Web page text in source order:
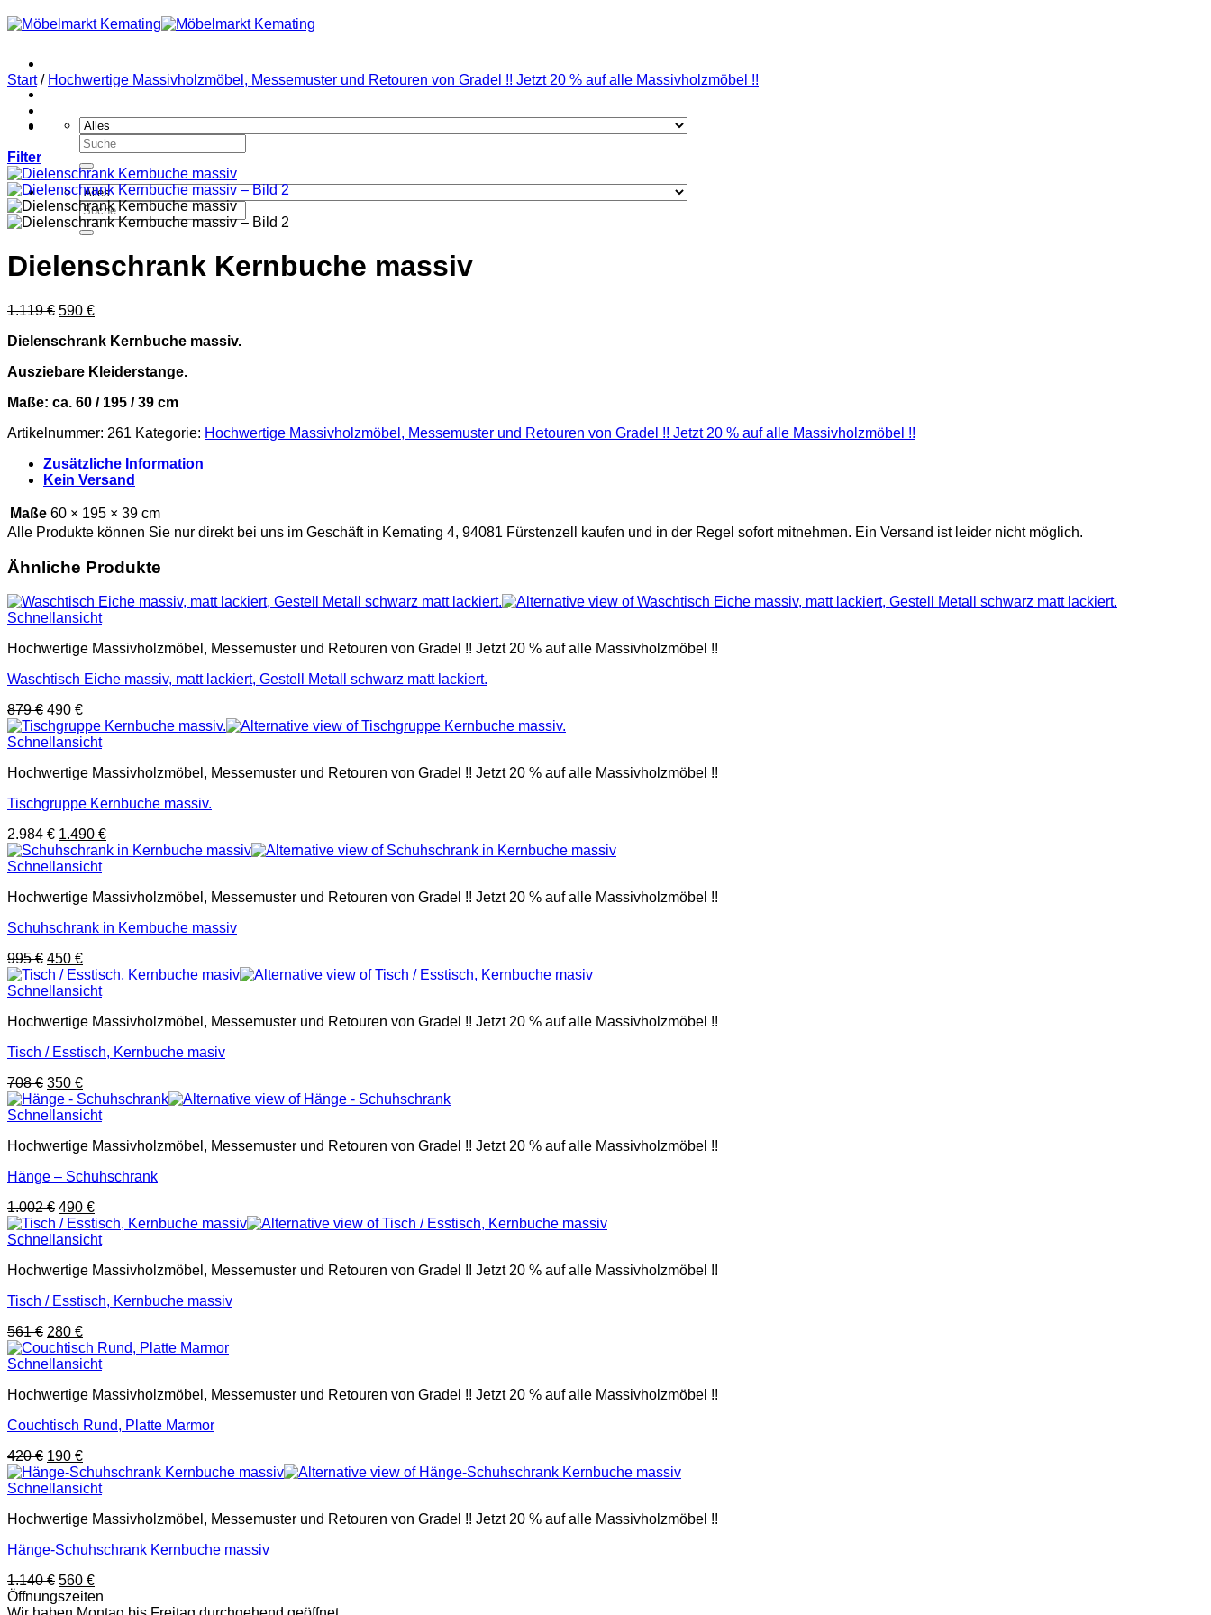
Zum
Inhalt
Suchen
nach:
Suchen
nach:
Start / Hochwertige Massivholzmöbel, Messemuster und Retouren von Gradel !! Jetzt 20 % auf alle Massivholzmöbel !!
Filter
Dielenschrank Kernbuche massiv
1.119€ Ursprünglicher
war:
590 €Aktueller
ist:
Dielenschrank Kernbuche massiv.
Ausziebare Kleiderstange.
Maße: ca. 60 / 195 / 39 cm
Artikelnummer: 261 Kategorie: Hochwertige Massivholzmöbel, Messemuster und Retouren von Gradel !! Jetzt 20 % auf alle Massivholzmöbel !!
Zusätzliche Information
Kein Versand
Maße 60 × 195 × 39 cm
Alle Produkte können Sie nur direkt bei uns im Geschäft in Kemating 4, 94081 Fürstenzell kaufen und in der Regel sofort mitnehmen. Ein Versand ist leider nicht möglich.
Ähnliche Produkte
Schnellansicht
Hochwertige Massivholzmöbel, Messemuster und Retouren von Gradel !! Jetzt 20 % auf alle Massivholzmöbel !!
Waschtisch Eiche massiv, matt lackiert, Gestell Metall schwarz matt lackiert.
879€ Ursprünglicher
Preis
war:
490 €Aktueller
Preis
ist:
Schnellansicht
Hochwertige Massivholzmöbel, Messemuster und Retouren von Gradel !! Jetzt 20 % auf alle Massivholzmöbel !!
Tischgruppe Kernbuche massiv.
2.984€ Ursprünglicher
Preis
war:
1.490 €Aktueller
Preis
Schnellansicht
Hochwertige Massivholzmöbel, Messemuster und Retouren von Gradel !! Jetzt 20 % auf alle Massivholzmöbel !!
Schuhschrank in Kernbuche massiv
995€ Ursprünglicher
Preis
war:
450 €Aktueller
Preis
ist:
Schnellansicht
Hochwertige Massivholzmöbel, Messemuster und Retouren von Gradel !! Jetzt 20 % auf alle Massivholzmöbel !!
Tisch / Esstisch, Kernbuche masiv
708€ Ursprünglicher
Preis
war:
350 €Aktueller
Preis
ist:
Schnellansicht
Hochwertige Massivholzmöbel, Messemuster und Retouren von Gradel !! Jetzt 20 % auf alle Massivholzmöbel !!
Hänge – Schuhschrank
1.002€ Ursprünglicher
Preis
war:
490 €Aktueller
Preis
ist:
Schnellansicht
Hochwertige Massivholzmöbel, Messemuster und Retouren von Gradel !! Jetzt 20 % auf alle Massivholzmöbel !!
Tisch / Esstisch, Kernbuche massiv
561€ Ursprünglicher
Preis
war:
280 €Aktueller
Preis
ist:
Schnellansicht
Hochwertige Massivholzmöbel, Messemuster und Retouren von Gradel !! Jetzt 20 % auf alle Massivholzmöbel !!
Couchtisch Rund, Platte Marmor
420€ Ursprünglicher
Preis
war:
190 €Aktueller
Preis
ist:
Schnellansicht
Hochwertige Massivholzmöbel, Messemuster und Retouren von Gradel !! Jetzt 20 % auf alle Massivholzmöbel !!
Hänge-Schuhschrank Kernbuche massiv
1.140€ Ursprünglicher
Preis
560 €Aktueller
Preis
Öffnungszeiten